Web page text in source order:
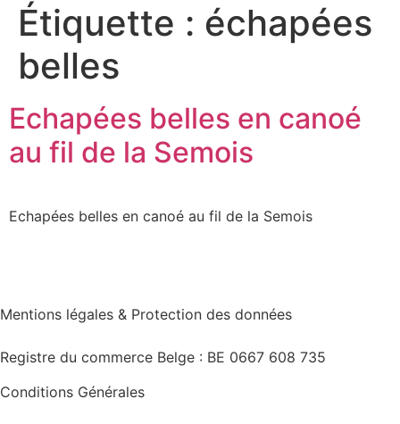
Étiquette : échapées
belles
Echapées belles en canoé
au fil de la Semois
Echapées belles en canoé au fil de la Semois
Mentions légales & Protection des données
Registre du commerce Belge : BE 0667 608 735
Conditions Générales